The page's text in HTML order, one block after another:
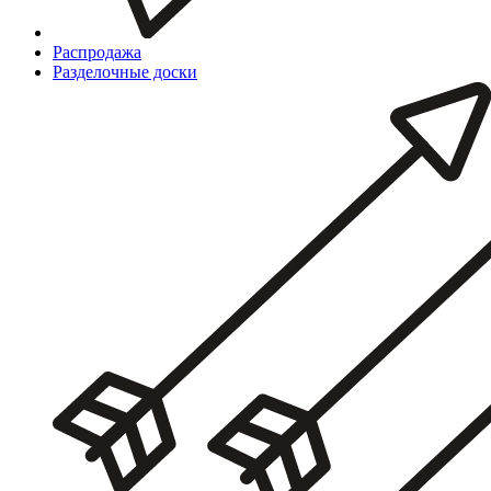
Распродажа
Разделочные доски